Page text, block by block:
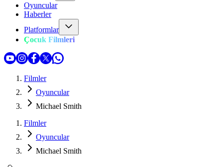
Oyuncular
Haberler
Platformlar
Çocuk Filmleri
Filmler
Oyuncular
Michael Smith
Filmler
Oyuncular
Michael Smith